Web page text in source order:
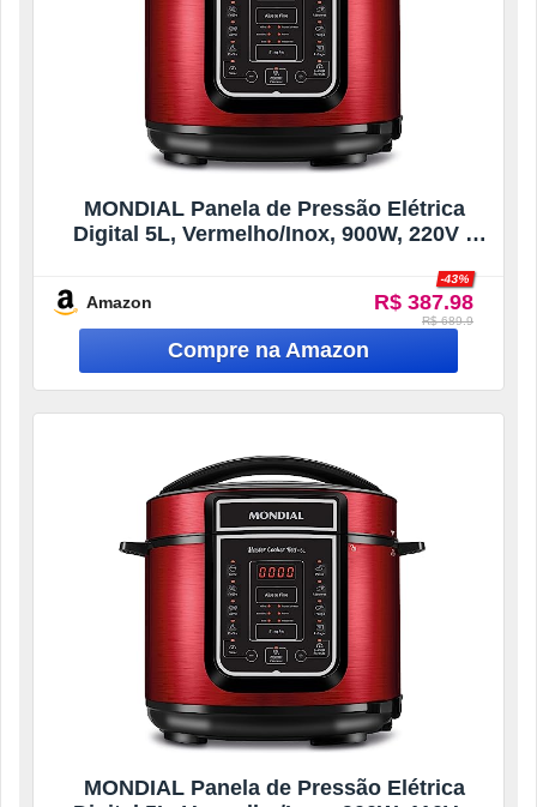
MONDIAL Panela de Pressão Elétrica
Digital 5L, Vermelho/Inox, 900W, 220V –
Amazon R$ 387.98
-43%
R$ 689.9
MONDIAL Panela de Pressão Elétrica